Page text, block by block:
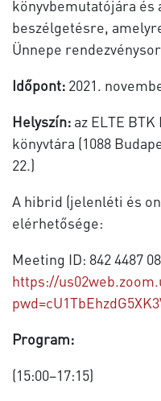
könyvbemutatójára és
beszélgetésre,
Ünnepe
Időpont: 2021.
Helyszín: az ELTE
könyvtára (1088
22.)
A hibrid (jelenléti és
elérhetősége:
Meeting ID: 842 4487
https://
Program:
(15:00–17:15)